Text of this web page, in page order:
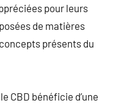
pour leurs
de matières
présents du
CBD bénéficie d’une